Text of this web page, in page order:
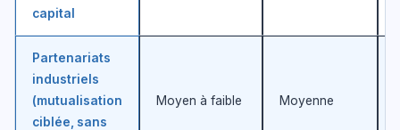
capital
Partenariats
industriels
(mutualisation
ciblée, sans
Moyen à faible Moyenne